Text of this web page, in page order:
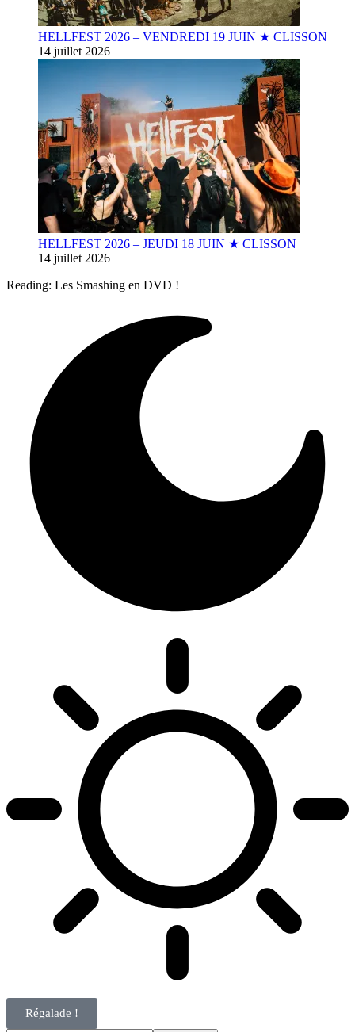
HELLFEST 2026 – VENDREDI 19 JUIN ★ CLISSON
14 juillet 2026
HELLFEST 2026 – JEUDI 18 JUIN ★ CLISSON
14 juillet 2026
Reading: Les Smashing en DVD !
Régalade !